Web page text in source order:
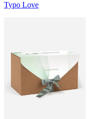
Typo Love